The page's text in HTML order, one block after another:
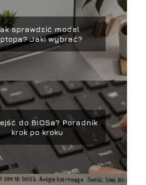
sprawdzić model
Jaki wybrać?
do BIOSa? Poradnik
krok po kroku